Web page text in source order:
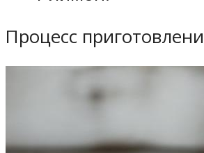
Процесс